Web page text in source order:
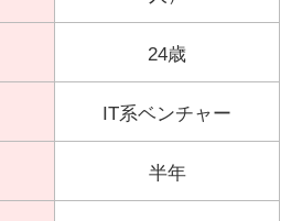
24歳
IT系ベンチャー
半年